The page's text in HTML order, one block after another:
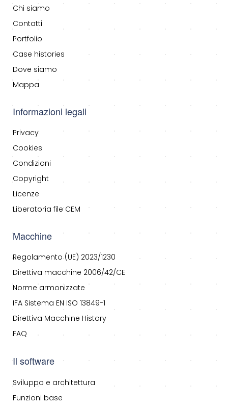
Chi siamo
Contatti
Portfolio
Case histories
Dove siamo
Mappa
Informazioni legali
Privacy
Cookies
Condizioni
Copyright
Licenze
Liberatoria file CEM
Macchine
Regolamento (UE) 2023/1230
Direttiva macchine 2006/42/CE
Norme armonizzate
IFA Sistema EN ISO 13849-1
Direttiva Macchine History
FAQ
Il software
Sviluppo e architettura
Funzioni base